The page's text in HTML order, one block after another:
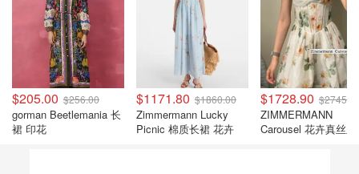
$205.00 $256.00
gorman Beetlemania 长
裙 印花
$1171.80 $1860.00
Zimmermann Lucky
Picnic 棉质长裙 花卉
$1728.90
ZIMMERMANN
Carousel 花卉真丝